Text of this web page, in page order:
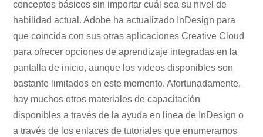
conceptos básicos sin importar cuál sea su nivel de
habilidad actual. Adobe ha actualizado InDesign para
que coincida con sus otras aplicaciones Creative Cloud
para ofrecer opciones de aprendizaje integradas en la
pantalla de inicio, aunque los videos disponibles son
bastante limitados en este momento. Afortunadamente,
hay muchos otros materiales de capacitación
disponibles a través de la ayuda en línea de InDesign o
a través de los enlaces de tutoriales que enumeramos